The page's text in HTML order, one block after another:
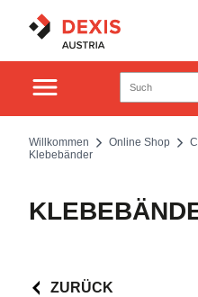
Willkommen Online Shop
Klebebänder
ZURÜCK